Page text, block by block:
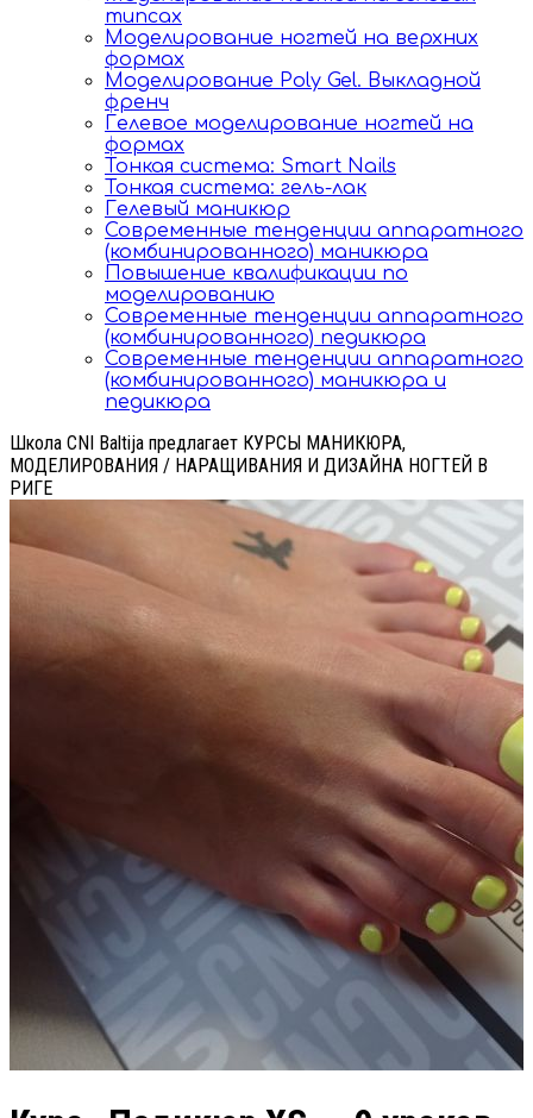
типсах
Моделирование ногтей на верхних
формах
Моделирование Poly Gel. Выкладной
френч
Гелевое моделирование ногтей на
формах
Тонкая система: Smart Nails
Тонкая система: гель-лак
Гелевый маникюр
Современные тенденции аппаратного
(комбинированного) маникюра
Повышение квалификации по
моделированию
Современные тенденции аппаратного
(комбинированного) педикюра
Современные тенденции аппаратного
(комбинированного) маникюра и
педикюра
Школа CNI Baltija предлагает КУРСЫ МАНИКЮРА,
МОДЕЛИРОВАНИЯ / НАРАЩИВАНИЯ И ДИЗАЙНА НОГТЕЙ В
РИГЕ